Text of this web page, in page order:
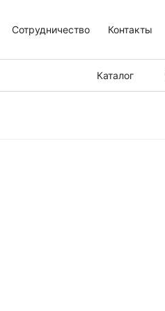
Сотрудничество Контакты
Каталог